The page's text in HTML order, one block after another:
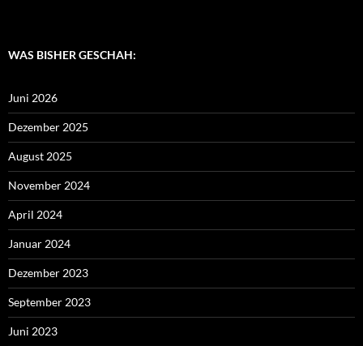
WAS BISHER GESCHAH:
Juni 2026
Dezember 2025
August 2025
November 2024
April 2024
Januar 2024
Dezember 2023
September 2023
Juni 2023